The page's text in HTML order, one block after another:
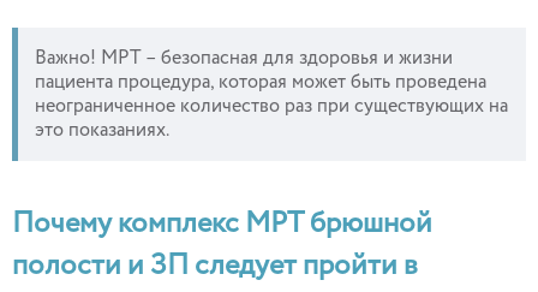
Важно! МРТ – безопасная для здоровья и жизни
пациента процедура, которая может быть проведена
неограниченное количество раз при существующих на
это показаниях.
Почему комплекс МРТ брюшной
полости и ЗП следует пройти в